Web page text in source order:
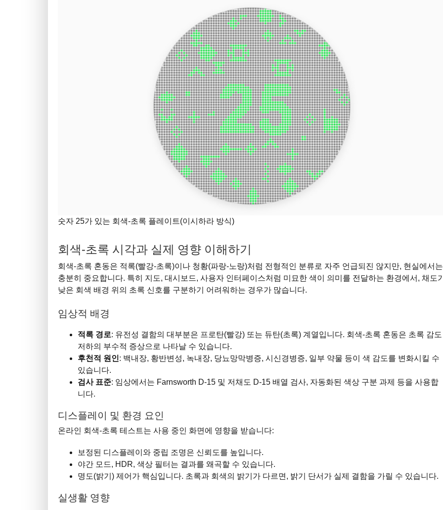
숫자 25가 있는 회색-초록 플레이트(이시하라 방식)
회색-초록 시각과 실제 영향 이해하기
회색-초록 혼동은 적록(빨강-초록)이나 청황(파랑-노랑)처럼 전형적인 분류로 자주 언급되진 않지만, 현실에서는
충분히 중요합니다. 특히 지도, 대시보드, 사용자 인터페이스처럼 미묘한 색이 의미를 전달하는 환경에서, 채도
낮은 회색 배경 위의 초록 신호를 구분하기 어려워하는 경우가 많습니다.
임상적 배경
적록 경로: 유전성 결함의 대부분은 프로탄(빨강) 또는 듀탄(초록) 계열입니다. 회색-초록 혼동은 초록 감도
저하의 부수적 증상으로 나타날 수 있습니다.
후천적 원인: 백내장, 황반변성, 녹내장, 당뇨망막병증, 시신경병증, 일부 약물 등이 색 감도를 변화시킬 수
있습니다.
검사 표준: 임상에서는 Farnsworth D-15 및 저채도 D-15 배열 검사, 자동화된 색상 구분 과제 등을 사용합
니다.
디스플레이 및 환경 요인
온라인 회색-초록 테스트는 사용 중인 화면에 영향을 받습니다:
보정된 디스플레이와 중립 조명은 신뢰도를 높입니다.
야간 모드, HDR, 색상 필터는 결과를 왜곡할 수 있습니다.
명도(밝기) 제어가 핵심입니다. 초록과 회색의 밝기가 다르면, 밝기 단서가 실제 결함을 가릴 수 있습니다.
실생활 영향